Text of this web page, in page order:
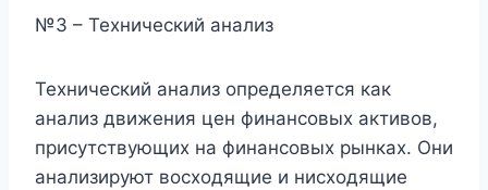
№3 – Технический анализ
Технический анализ определяется как
анализ движения цен финансовых активов,
присутствующих на финансовых рынках. Они
анализируют восходящие и нисходящие